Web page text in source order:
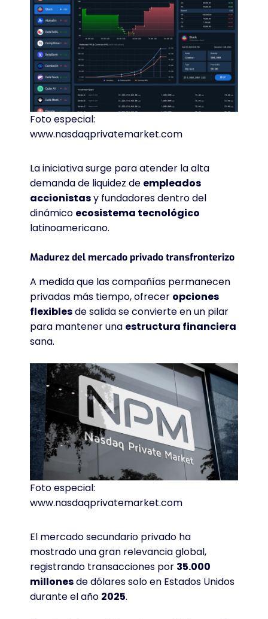
Foto especial:
www.nasdaqprivatemarket.com
La iniciativa surge para atender la alta
demanda de liquidez de empleados
accionistasy fundadores dentro del
dinámico ecosistema tecnológico
latinoamericano.
Madurez del mercado privado transfronterizo
A medida que las compañías permanecen
privadas más tiempo, ofrecer opciones
flexiblesde salida se convierte en un pilar
para mantener una estructura financiera
sana.
Foto especial:
www.nasdaqprivatemarket.com
El mercado secundario privado ha
mostrado una gran relevancia global,
registrando transacciones por 35.000
millonesde dólares solo en Estados Unidos
durante el año 2025.